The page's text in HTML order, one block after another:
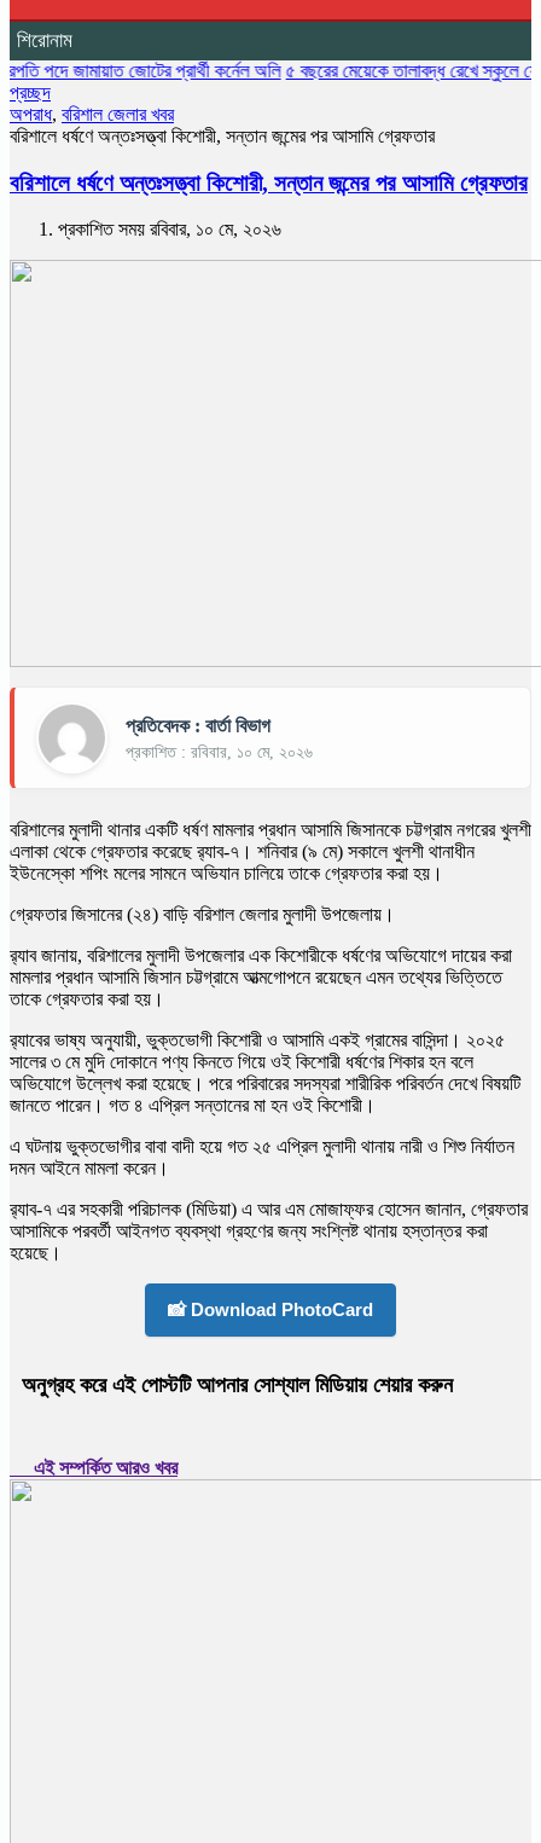
শিরোনাম
জোটের প্রার্থী কর্নেল অলি ৫ বছরের মেয়েকে তালাবদ্ধ রেখে স্কুলে যেতে হয় মাকে
প্রচ্ছদ
অপরাধ, বরিশাল জেলার খবর
বরিশালে ধর্ষণে অন্তঃসত্ত্বা কিশোরী, সন্তান জন্মের পর আসামি গ্রেফতার
বরিশালে ধর্ষণে অন্তঃসত্ত্বা কিশোরী, সন্তান জন্মের পর আসামি গ্রেফতার
প্রকাশিত সময় রবিবার, ১০ মে, ২০২৬
প্রতিবেদক : বার্তা বিভাগ
প্রকাশিত : রবিবার, ১০ মে, ২০২৬
বরিশালের মুলাদী থানার একটি ধর্ষণ মামলার প্রধান আসামি জিসানকে চট্টগ্রাম নগরের খুলশী
এলাকা থেকে গ্রেফতার করেছে র‌্যাব-৭। শনিবার (৯ মে) সকালে খুলশী থানাধীন
ইউনেস্কো শপিং মলের সামনে অভিযান চালিয়ে তাকে গ্রেফতার করা হয়।
গ্রেফতার জিসানের (২৪) বাড়ি বরিশাল জেলার মুলাদী উপজেলায়।
র‌্যাব জানায়, বরিশালের মুলাদী উপজেলার এক কিশোরীকে ধর্ষণের অভিযোগে দায়ের করা
মামলার প্রধান আসামি জিসান চট্টগ্রামে আত্মগোপনে রয়েছেন এমন তথ্যের ভিত্তিতে
তাকে গ্রেফতার করা হয়।
র‌্যাবের ভাষ্য অনুযায়ী, ভুক্তভোগী কিশোরী ও আসামি একই গ্রামের বাসিন্দা। ২০২৫
সালের ৩ মে মুদি দোকানে পণ্য কিনতে গিয়ে ওই কিশোরী ধর্ষণের শিকার হন বলে
অভিযোগে উল্লেখ করা হয়েছে। পরে পরিবারের সদস্যরা শারীরিক পরিবর্তন দেখে বিষয়টি
জানতে পারেন। গত ৪ এপ্রিল সন্তানের মা হন ওই কিশোরী।
এ ঘটনায় ভুক্তভোগীর বাবা বাদী হয়ে গত ২৫ এপ্রিল মুলাদী থানায় নারী ও শিশু নির্যাতন
দমন আইনে মামলা করেন।
র‌্যাব-৭ এর সহকারী পরিচালক (মিডিয়া) এ আর এম মোজাফ্ফর হোসেন জানান, গ্রেফতার
আসামিকে পরবর্তী আইনগত ব্যবস্থা গ্রহণের জন্য সংশ্লিষ্ট থানায় হস্তান্তর করা
হয়েছে।
📸 Download PhotoCard
অনুগ্রহ করে এই পোস্টটি আপনার সোশ্যাল মিডিয়ায় শেয়ার করুন
এই সম্পর্কিত আরও খবর